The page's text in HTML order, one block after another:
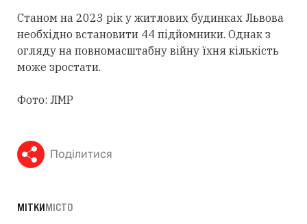
Станом на 2023 рік у житлових будинках Львова
необхідно встановити 44 підйомники. Однак з
огляду на повномасштабну війну їхня кількість
може зростати.
Фото: ЛМР
Поділитися
МІТКИМІСТО